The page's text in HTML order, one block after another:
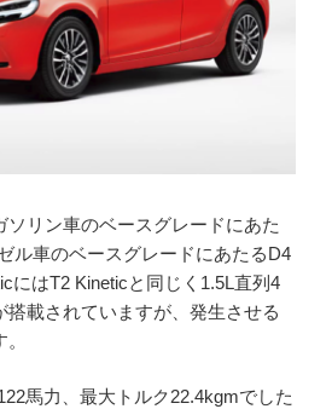
ソリン車のベースグレードにあた
ル車のベースグレードにあたるD4
にはT2 Kineticと同じく1.5L直列4
搭載されていますが、発生させる
馬力、最大トルク22.4kgmでした